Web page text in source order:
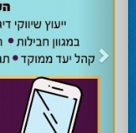
השרה מירי רגב קוראת לבוא
השרה מירי רגב קוראת לבוא ולהצביע
אוהד שגב הפסיד בעכו
עמיחי בן שלוש מקורבו של השר ניר
מחל זכתה במנדט אחד בבאר שבע